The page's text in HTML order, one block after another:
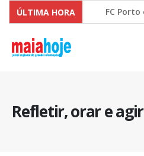
ÚLTIMA HORA FC Porto
Comissão
Refletir, orar e